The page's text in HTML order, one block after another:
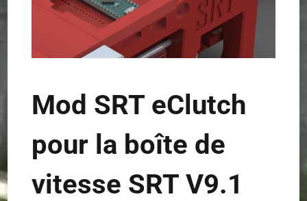
Mod SRT eClutch
pour la boîte de
vitesse SRT V9.1